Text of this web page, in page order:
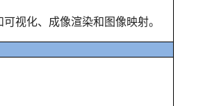
可视化、成像渲染和图像映射。